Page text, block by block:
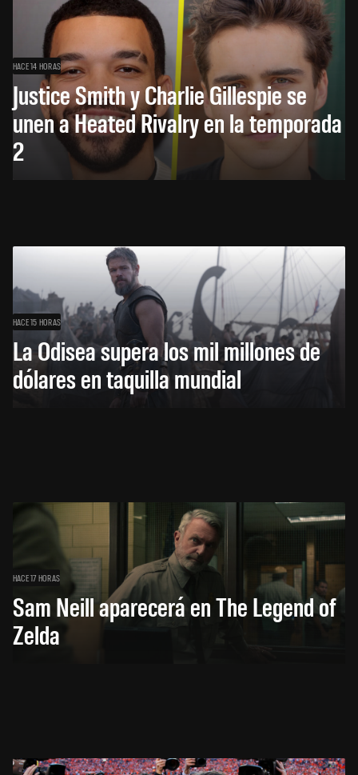
HACE 14 HORAS
Justice Smith y Charlie Gillespie se
unen a Heated Rivalry en la temporada
2
HACE 15 HORAS
La Odisea supera los mil millones de
dólares en taquilla mundial
HACE 17 HORAS
Sam Neill aparecerá en The Legend of
Zelda